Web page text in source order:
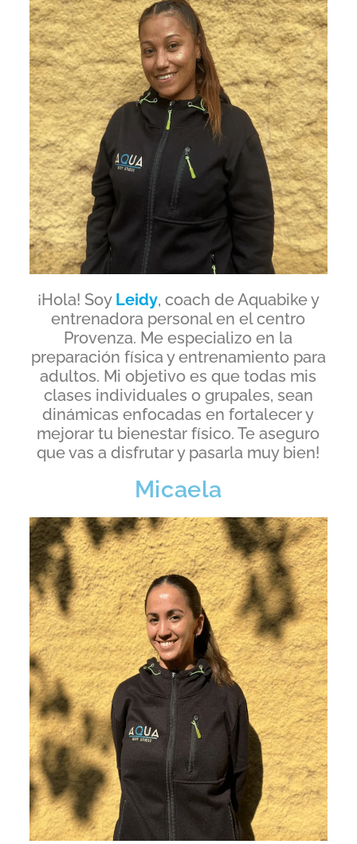
¡Hola! Soy Leidy, coach de Aquabike y
entrenadora personal en el centro
Provenza. Me especializo en la
preparación física y entrenamiento para
adultos. Mi objetivo es que todas mis
clases individuales o grupales, sean
dinámicas enfocadas en fortalecer y
mejorar tu bienestar físico. Te aseguro
que vas a disfrutar y pasarla muy bien!
Micaela